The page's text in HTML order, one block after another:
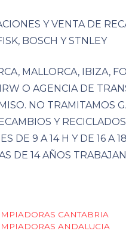
Y VENTA DE
BOSCH Y STNLEY
MALLORCA, IBIZA,
O AGENCIA DE
NO TRAMITAMOS
Y
DE 9 A 14 H Y DE 16 A
DE 14 AÑOS
CANTABRIA
ANDALUCIA